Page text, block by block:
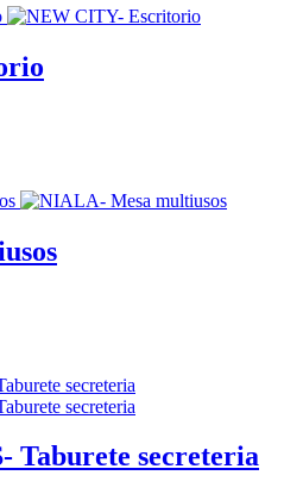
Taburete secreteria